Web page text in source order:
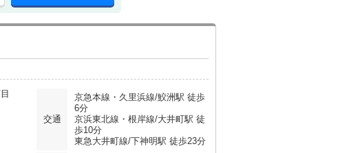
交通
京急本線・久里浜線/鮫洲駅 徒歩
6分
京浜東北線・根岸線/大井町駅 徒
歩10分
東急大井町線/下神明駅 徒歩23分